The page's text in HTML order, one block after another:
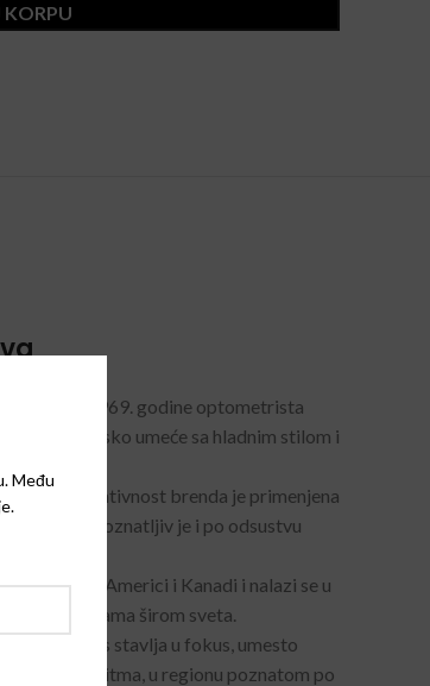
Među
KORPU
osnovali 1969. godine optometrista
italijansko umeće sa hladnim stilom i
kreativnost brenda je primenjena
dizajn prepoznatljiv je i po odsustvu
Severnoj Americi i Kanadi i nalazi se u
prodavnicama širom sveta.
and Gross stavlja u fokus, umesto
u Dolomitma, u regionu poznatom po